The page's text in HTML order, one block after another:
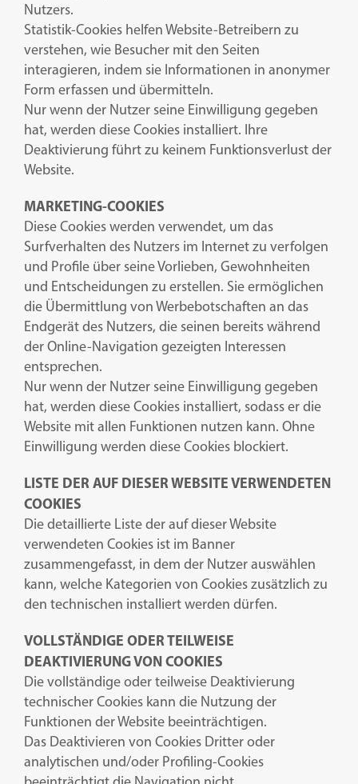
Nutzers.
Statistik-Cookies helfen Website-Betreibern zu
verstehen, wie Besucher mit den Seiten
interagieren, indem sie Informationen in anonymer
Form erfassen und übermitteln.
Nur wenn der Nutzer seine Einwilligung gegeben
hat, werden diese Cookies installiert. Ihre
Deaktivierung führt zu keinem Funktionsverlust der
Website.
MARKETING-COOKIES
Diese Cookies werden verwendet, um das
Surfverhalten des Nutzers im Internet zu verfolgen
und Profile über seine Vorlieben, Gewohnheiten
und Entscheidungen zu erstellen. Sie ermöglichen
die Übermittlung von Werbebotschaften an das
Endgerät des Nutzers, die seinen bereits während
der Online-Navigation gezeigten Interessen
entsprechen.
Nur wenn der Nutzer seine Einwilligung gegeben
hat, werden diese Cookies installiert, sodass er die
Website mit allen Funktionen nutzen kann. Ohne
Einwilligung werden diese Cookies blockiert.
LISTE DER AUF DIESER WEBSITE VERWENDETEN
COOKIES
Die detaillierte Liste der auf dieser Website
verwendeten Cookies ist im Banner
zusammengefasst, in dem der Nutzer auswählen
kann, welche Kategorien von Cookies zusätzlich zu
den technischen installiert werden dürfen.
VOLLSTÄNDIGE ODER TEILWEISE
DEAKTIVIERUNG VON COOKIES
Die vollständige oder teilweise Deaktivierung
technischer Cookies kann die Nutzung der
Funktionen der Website beeinträchtigen.
Das Deaktivieren von Cookies Dritter oder
analytischen und/oder Profiling-Cookies